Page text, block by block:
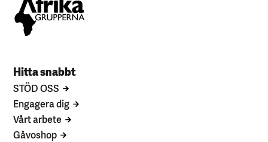
Hitta snabbt
STÖD OSS
Engagera dig
Vårt arbete
Gåvoshop